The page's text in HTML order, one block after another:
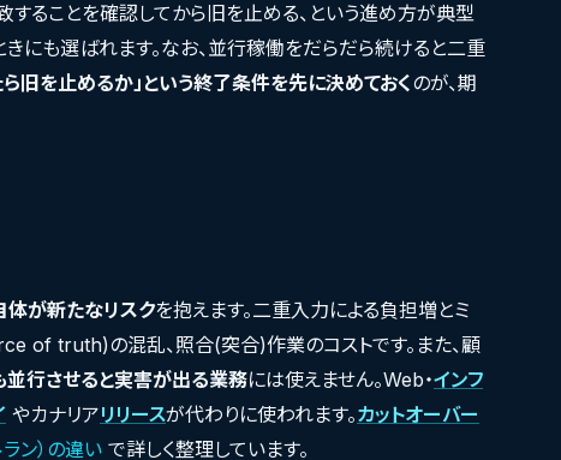
することを確認してから旧を止める、という進め方が典型
にも選ばれます。なお、並行稼働をだらだら続けると二重
ら旧を止めるか」という終了条件を先に決めておくのが、期
体が新たなリスクを抱えます。二重入力による負担増とミ
of truth)の混乱、照合(突合)作業のコストです。また、顧
並行させると実害が出る業務には使えません。Web・インフ
やカナリアリリースが代わりに使われます。カットオーバー
ン）の違い で詳しく整理しています。